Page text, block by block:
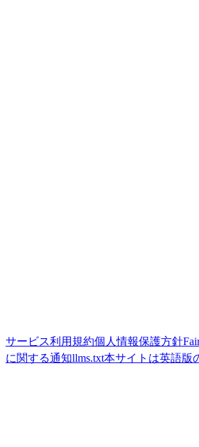
サービス利用規約個人情報保護方針
に関する通知llms.txt本サイトは英語版